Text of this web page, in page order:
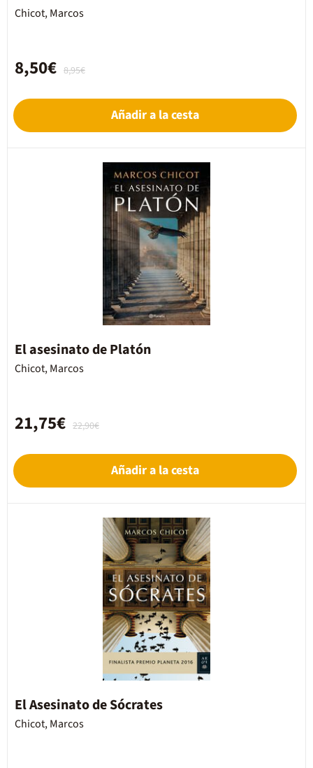
Chicot, Marcos
8,95€
8,50€
Añadir a la cesta
El asesinato de Platón
Chicot, Marcos
22,90€
21,75€
Añadir a la cesta
El Asesinato de Sócrates
Chicot, Marcos